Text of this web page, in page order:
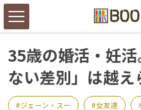
35歳の婚活・妊
ない差別」は越え
ジェーン・スー 女友達